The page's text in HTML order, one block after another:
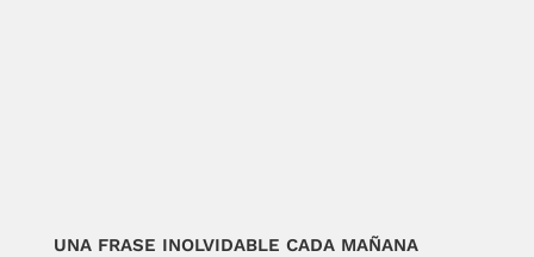
UNA FRASE INOLVIDABLE CADA MAÑANA